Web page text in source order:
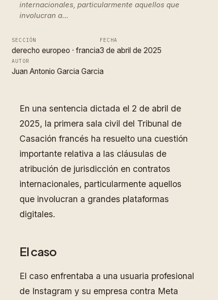
internacionales, particularmente aquellos que
involucran a…
SECCIÓN
derecho europeo · francia
FECHA
3 de abril de 2025
AUTOR
Juan Antonio Garcia Garcia
En una sentencia dictada el 2 de abril de
2025, la primera sala civil del Tribunal de
Casación francés ha resuelto una cuestión
importante relativa a las cláusulas de
atribución de jurisdicción en contratos
internacionales, particularmente aquellos
que involucran a grandes plataformas
digitales.
El caso
El caso enfrentaba a una usuaria profesional
de Instagram y su empresa contra Meta